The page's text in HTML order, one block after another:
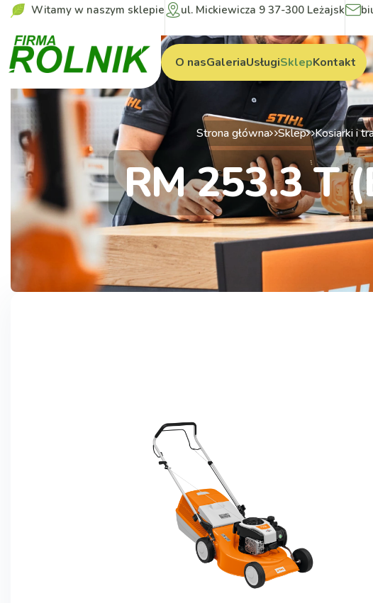
Witamy w naszym sklepie ul. Mickiewicza 9 37-300 Leżajsk
O nasGaleriaUsługiSklepKontakt
Strona główna Sklep Kosiarki i
RM 253.3 T